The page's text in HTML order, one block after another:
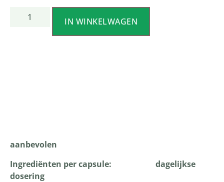
IN WINKELWAGEN
aanbevolen
Ingrediënten per capsule: dagelijkse
dosering